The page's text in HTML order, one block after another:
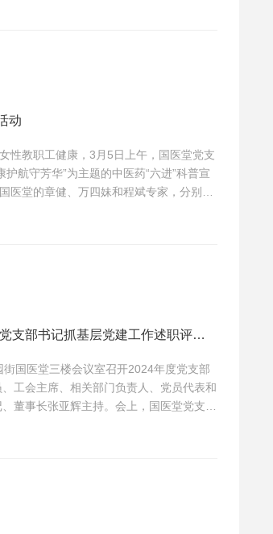
动
性教职工健康，3月5日上午，国医堂党支
航守芳华”为主题的中医药“六进”科普宣
医堂的章健、万四妹和程斌专家，分别走
资产经营有限公司党总支召开2024年度党支部书记抓基层党建工作述职评议会
国医堂三楼会议室召开2024年度党支部
工会主席、相关部门负责人、党员代表和
董事长张亚辉主持。会上，国医堂党支部